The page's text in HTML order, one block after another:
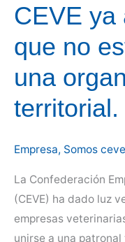
CEVE ya
que no
una
territorial.
Empresa, Somos ceve
La Confederación
(CEVE) ha dado luz
empresas
unirse a una